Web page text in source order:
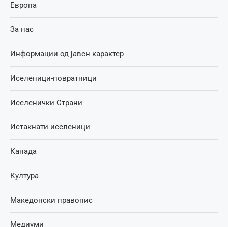
Европа
За нас
Информации од јавен карактер
Иселеници-повратници
Иселенички Страни
Истакнати иселеници
Канада
Култура
Македонски правопис
Медиуми